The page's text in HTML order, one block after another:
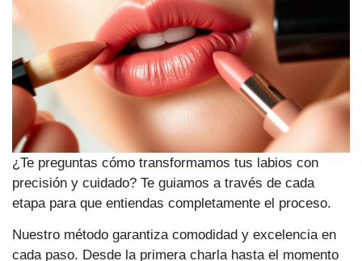
¿Te preguntas cómo transformamos tus labios con
precisión y cuidado? Te guiamos a través de cada
etapa para que entiendas completamente el proceso.
Nuestro método garantiza comodidad y excelencia en
cada paso. Desde la primera charla hasta el momento